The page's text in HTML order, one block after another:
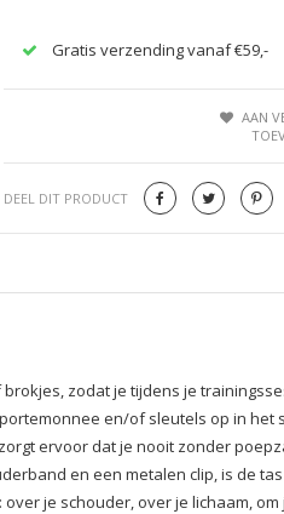
Gratis verzending vanaf €59,-
AAN
DEEL DIT PRODUCT
zodat je tijdens je
en/of sleutels op in het
ervoor dat je nooit zonder
en een metalen clip, is de
je schouder, over je lichaam,